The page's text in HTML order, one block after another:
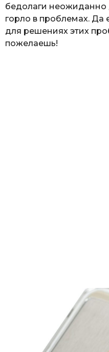
бедолаги неожиданно
горло в проблемах. Да
для решениях этих
пожелаешь!